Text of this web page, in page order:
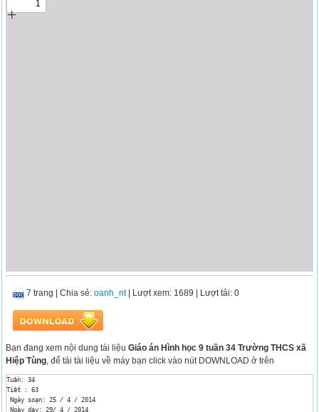
7 trang |Chia sẻ:oanh_nt| Lượt xem: 1689 | Lượt tải: 0
Bạn đang xem nội dung tài liệuGiáo án Hình học 9 tuần 34 Trường THCS xã
Hiệp Tùng, để tải tài liệu về máy bạn click vào nút DOWNLOAD ở trên
Tuần: 34
Tiết : 63
Ngày soạn: 25 / 4 / 2014
Ngày dạy: 29/ 4 / 2014